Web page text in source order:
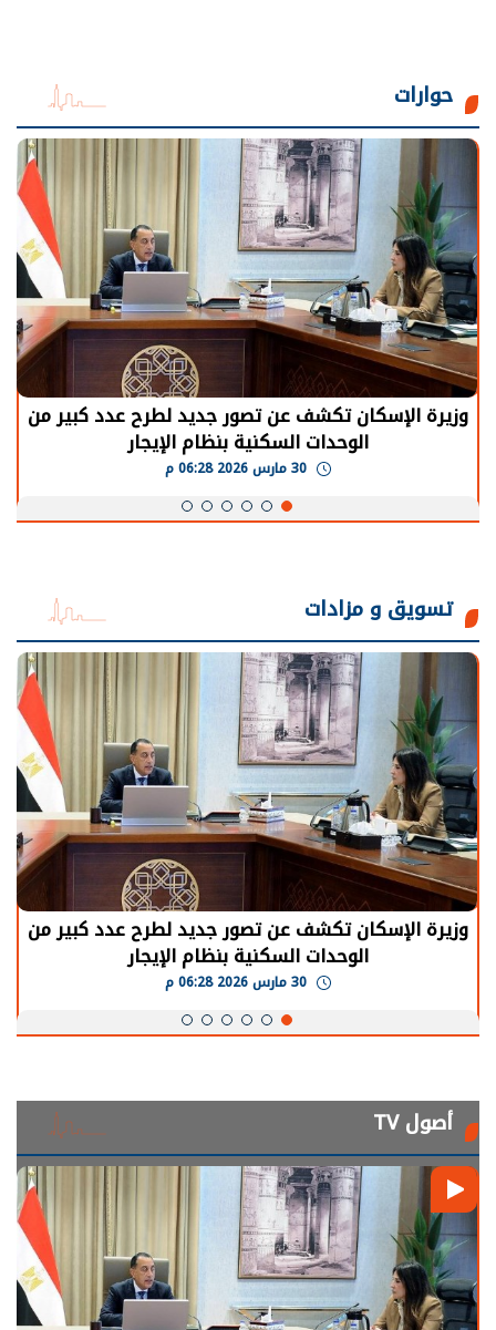
حوارات
وزيرة الإسكان تكشف عن تصور جديد لطرح عدد كبير من
الوحدات السكنية بنظام الإيجار
تسويق و مزادات
وزيرة الإسكان تكشف عن تصور جديد لطرح عدد كبير من
الوحدات السكنية بنظام الإيجار
أصول TV